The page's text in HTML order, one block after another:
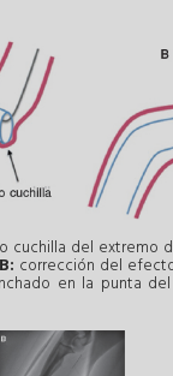
cuchilla del extremo
B: corrección del
en la punta